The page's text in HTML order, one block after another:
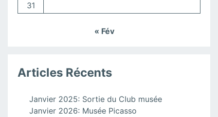
31
« Fév
Articles Récents
Janvier 2025: Sortie du Club musée
Janvier 2026: Musée Picasso